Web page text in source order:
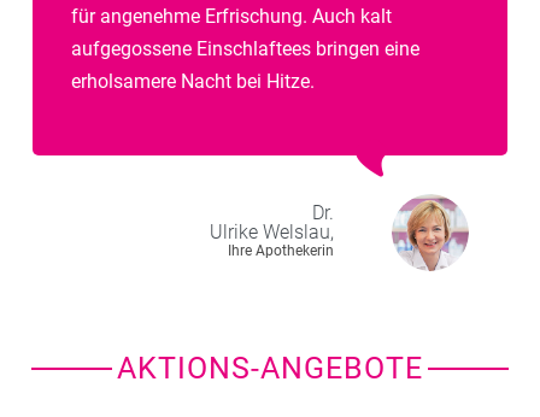
für angenehme Erfrischung. Auch kalt
aufgegossene Einschlaftees bringen eine
erholsamere Nacht bei Hitze.
Dr.
Ulrike Welslau,
Ihre Apothekerin
AKTIONS-ANGEBOTE